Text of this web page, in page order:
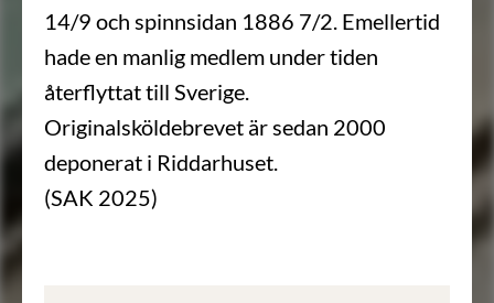
14/9 och spinnsidan 1886 7/2. Emellertid
hade en manlig medlem under tiden
återflyttat till Sverige.
Originalsköldebrevet är sedan 2000
deponerat i Riddarhuset.
(SAK 2025)